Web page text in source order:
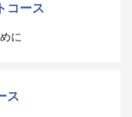
コース
に
ス